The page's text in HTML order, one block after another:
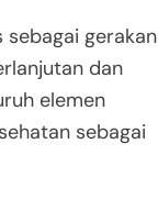
sebagai gerakan
dan
elemen
sebagai